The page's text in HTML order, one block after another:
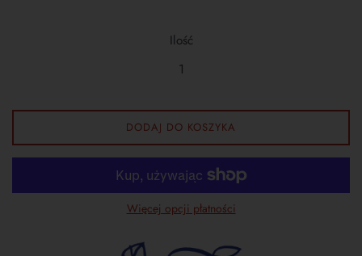
Ilość
DODAJ DO KOSZYKA
Więcej opcji płatności